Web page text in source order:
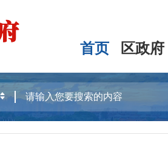
首页 区政府